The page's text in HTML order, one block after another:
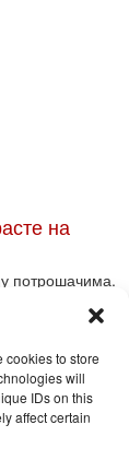
cookies to store
will
IDs on this
affect certain
на
потрошачима.
Toggle